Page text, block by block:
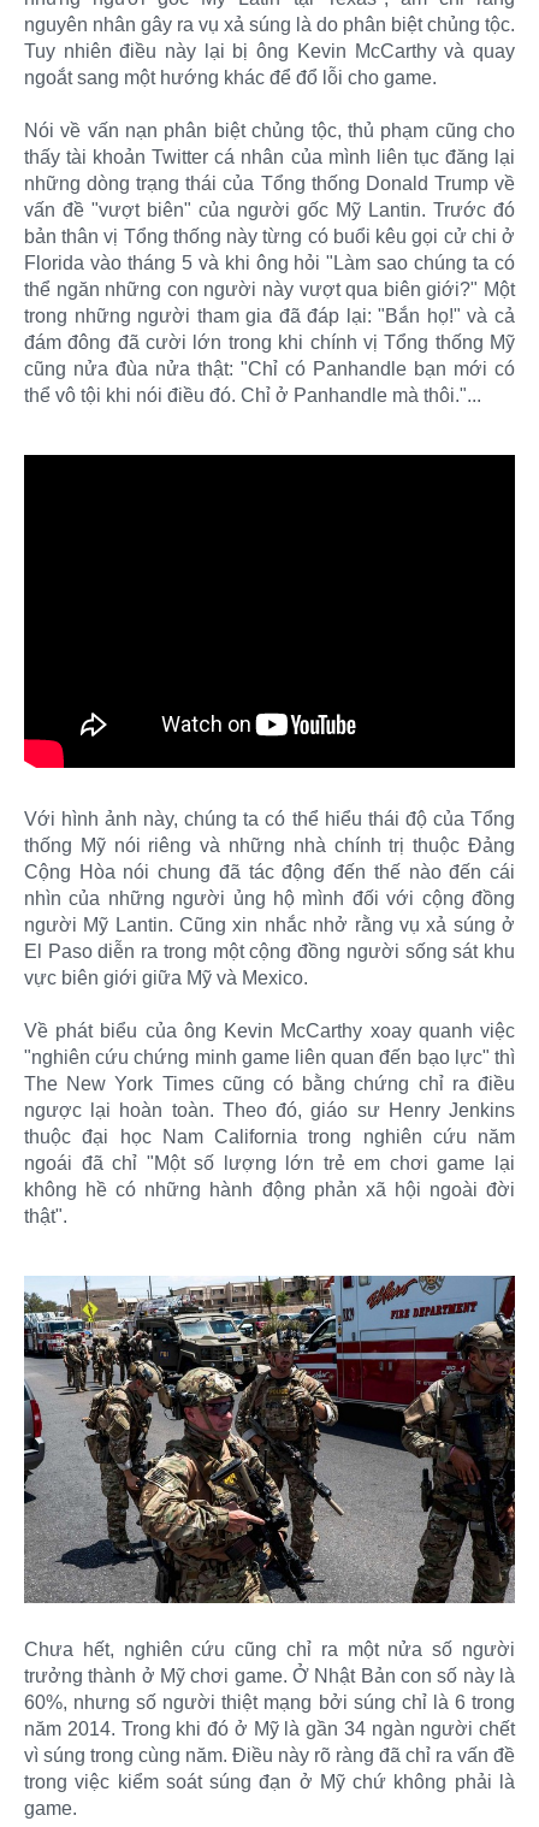
nguyên nhân gây ra vụ xả súng là do phân biệt chủng tộc.
Tuy nhiên điều này lại bị ông Kevin McCarthy và quay
ngoắt sang một hướng khác để đổ lỗi cho game.
Nói về vấn nạn phân biệt chủng tộc, thủ phạm cũng cho
thấy tài khoản Twitter cá nhân của mình liên tục đăng lại
những dòng trạng thái của Tổng thống Donald Trump về
vấn đề "vượt biên" của người gốc Mỹ Lantin. Trước đó
bản thân vị Tổng thống này từng có buổi kêu gọi cử chi ở
Florida vào tháng 5 và khi ông hỏi "Làm sao chúng ta có
thể ngăn những con người này vượt qua biên giới?" Một
trong những người tham gia đã đáp lại: "Bắn họ!" và cả
đám đông đã cười lớn trong khi chính vị Tổng thống Mỹ
cũng nửa đùa nửa thật: "Chỉ có Panhandle bạn mới có
thể vô tội khi nói điều đó. Chỉ ở Panhandle mà thôi."...
Với hình ảnh này, chúng ta có thể hiểu thái độ của Tổng
thống Mỹ nói riêng và những nhà chính trị thuộc Đảng
Cộng Hòa nói chung đã tác động đến thế nào đến cái
nhìn của những người ủng hộ mình đối với cộng đồng
người Mỹ Lantin. Cũng xin nhắc nhở rằng vụ xả súng ở
El Paso diễn ra trong một cộng đồng người sống sát khu
vực biên giới giữa Mỹ và Mexico.
Về phát biểu của ông Kevin McCarthy xoay quanh việc
"nghiên cứu chứng minh game liên quan đến bạo lực" thì
The New York Times cũng có bằng chứng chỉ ra điều
ngược lại hoàn toàn. Theo đó, giáo sư Henry Jenkins
thuộc đại học Nam California trong nghiên cứu năm
ngoái đã chỉ "Một số lượng lớn trẻ em chơi game lại
không hề có những hành động phản xã hội ngoài đời
thật".
Chưa hết, nghiên cứu cũng chỉ ra một nửa số người
trưởng thành ở Mỹ chơi game. Ở Nhật Bản con số này là
60%, nhưng số người thiệt mạng bởi súng chỉ là 6 trong
năm 2014. Trong khi đó ở Mỹ là gần 34 ngàn người chết
vì súng trong cùng năm. Điều này rõ ràng đã chỉ ra vấn đề
trong việc kiểm soát súng đạn ở Mỹ chứ không phải là
game.